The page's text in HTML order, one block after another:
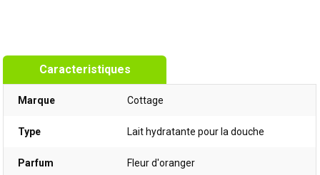
Caracteristiques
Marque Cottage
Type Lait hydratante pour la douche
Parfum Fleur d'oranger